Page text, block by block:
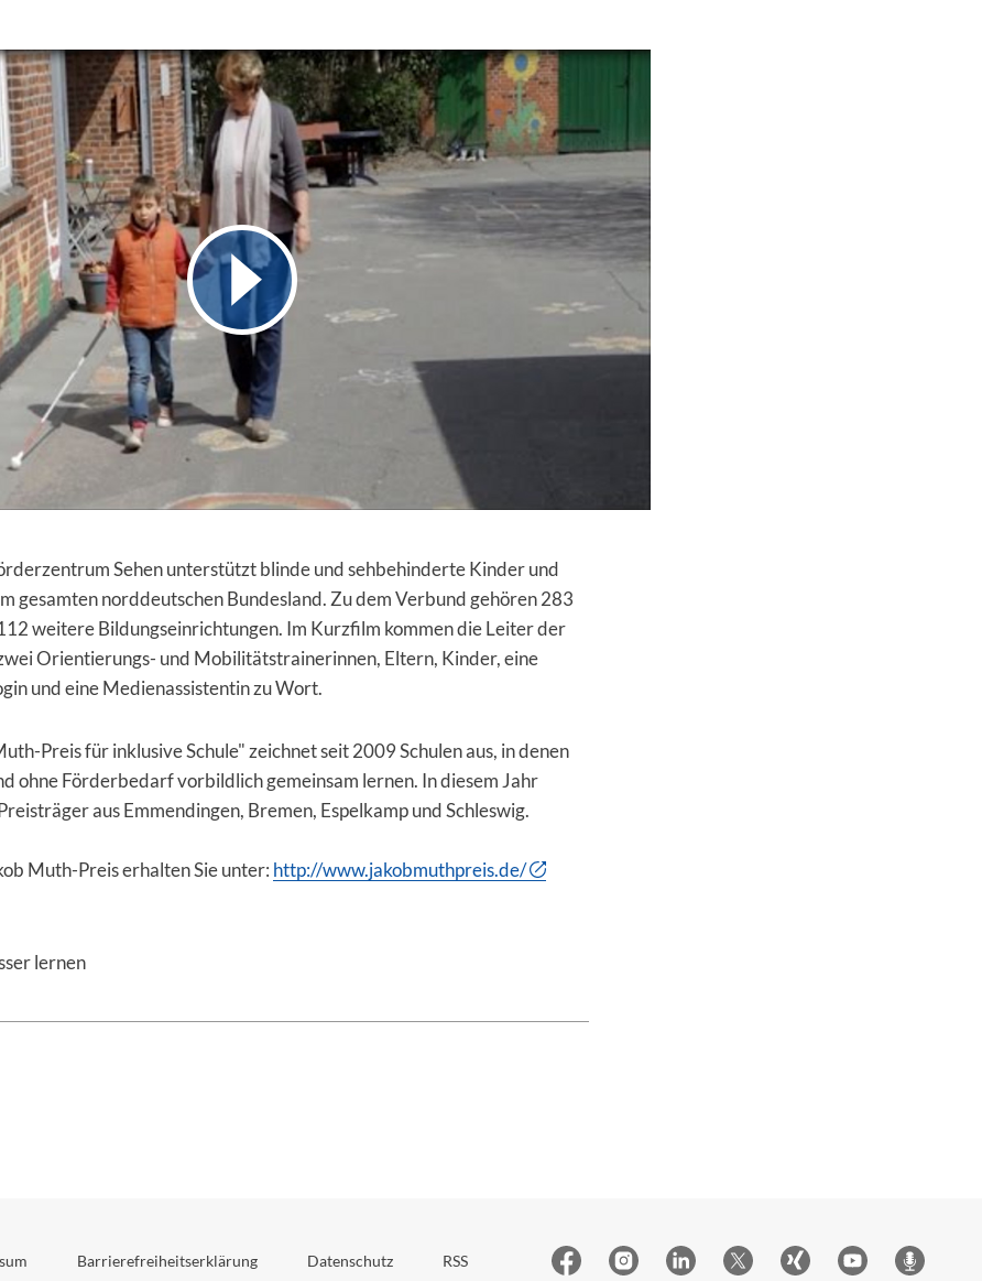
Sehen unterstützt blinde und sehbehinderte Kinder und
gesamten norddeutschen Bundesland. Zu dem Verbund gehören 283
weitere Bildungseinrichtungen. Im Kurzfilm kommen die Leiter der
Orientierungs- und Mobilitätstrainerinnen, Eltern, Kinder, eine
und eine Medienassistentin zu Wort.
Preis für inklusive Schule" zeichnet seit 2009 Schulen aus, in denen
ohne Förderbedarf vorbildlich gemeinsam lernen. In diesem Jahr
aus Emmendingen, Bremen, Espelkamp und Schleswig.
Muth-Preis erhalten Sie unter: http://www.jakobmuthpreis.de/
lernen
Barrierefreiheitserklärung Datenschutz RSS